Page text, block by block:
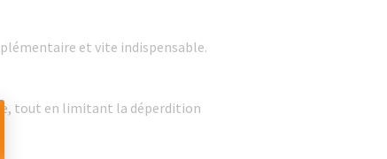
et vite indispensable.
tout en limitant la déperdition